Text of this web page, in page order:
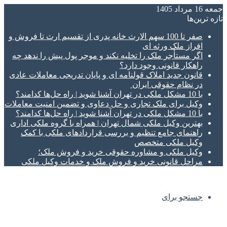
جمعه 16 مرداد 1405
تازه‌ ترین‌ها
صفر تا 100 سهم الارث خانه پدری از تقسیم ارث تا فروش و
افراز ملک ورثه ای
اگر مستأجر ملک را تخلیه نکند و موجر پول پیش را ندهد چه
راهکار قانونی وجود دارد؟
قانون جدید املاک قولنامه ای و پایان تدریجی معاملات عادی
در نظام حقوقی ایران
با 10 مشکل ملکی در تهران آشنا شوید | راه حل‌ها کدامند؟
وکیل برای ملک تجاری و حل دعاوی و تضمین امنیت معاملات
با 10 مشکل ملکی در تهران آشنا شوید | راه حل‌ها کدامند؟
بهترین وکیل ملکی شمال تهران | همراه با گروه ملکی اداری
راهنمای جامع تنظیم و بررسی قراردادهای ملکی با کمک
وکیل ملکی متخصص
وکیل ملکی و مشاوره حقوقی خرید و فروش ملک؛
مراحل قانونی خرید و فروش ملک و خدمات وکیل ملکی
جستجو برای